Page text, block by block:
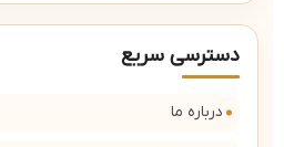
دسترسی سریع
درباره ما